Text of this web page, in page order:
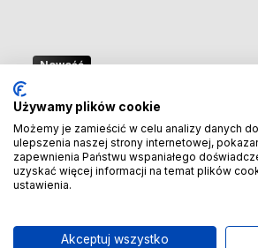
Nowość
🚢 Bezpośredni import z
– oszczędzaj więcej! 🚢
🚆 Importuj taniej! Pierwszych 100
otrzyma rabat
Używamy plików cookie
Możemy je zamieścić w celu analizy danych
ulepszenia naszej strony internetowej,
zapewnienia Państwu wspaniałego
uzyskać więcej informacji na temat plików
ustawienia.
Akceptuj wszystko